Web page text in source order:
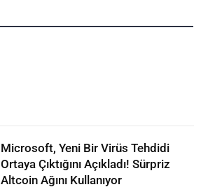
Microsoft, Yeni Bir Virüs Tehdidi
Ortaya Çıktığını Açıkladı! Sürpriz
Altcoin Ağını Kullanıyor